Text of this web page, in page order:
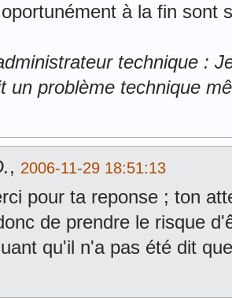
à la fin sont
technique :
un problème technique
, 2006-11-29 18:51:13
pour ta reponse ; ton
de prendre le risque
qu'il n'a pas été dit